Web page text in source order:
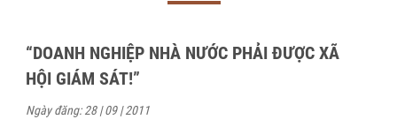
“DOANH NGHIỆP NHÀ NƯỚC PHẢI ĐƯỢC XÃ
HỘI GIÁM SÁT!”
Ngày đăng: 28 | 09 | 2011